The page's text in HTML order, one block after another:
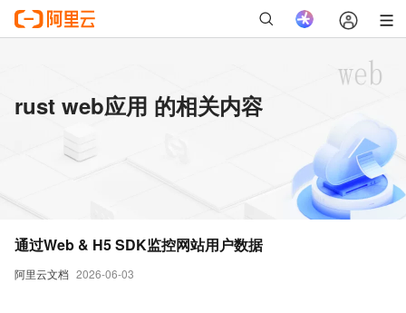
rust web应用 的相关内容
阿里云文档 2026-06-03
通过Web & H5 SDK监控网站用户数据